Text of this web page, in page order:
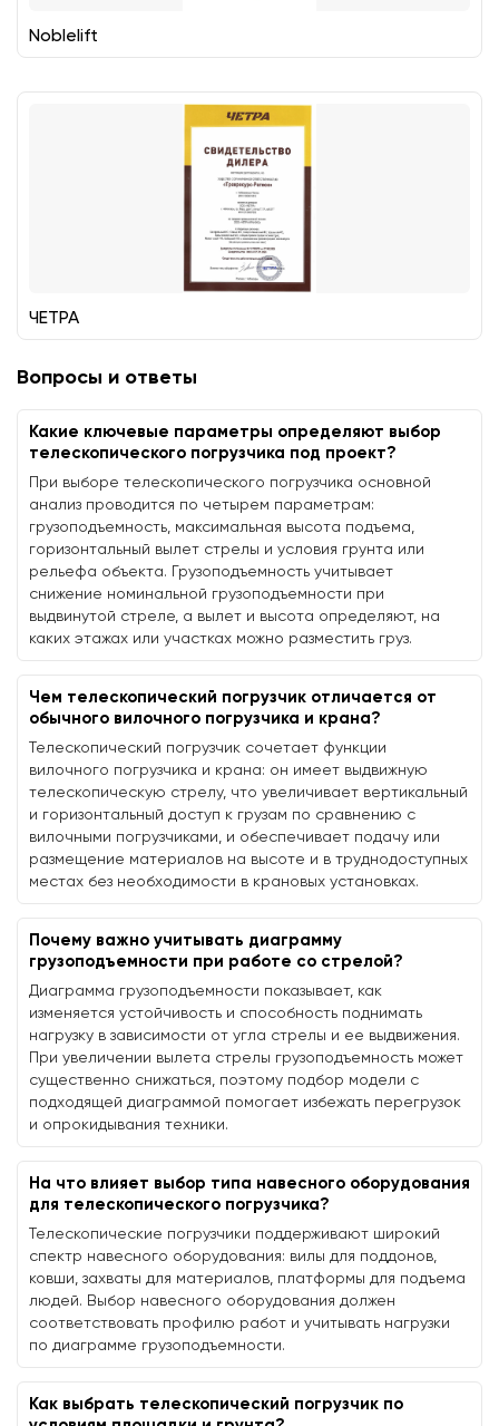
Noblelift
ЧЕТРА
Вопросы и ответы
Какие ключевые параметры определяют выбор
телескопического погрузчика под проект?
При выборе телескопического погрузчика основной
анализ проводится по четырем параметрам:
грузоподъемность, максимальная высота подъема,
горизонтальный вылет стрелы и условия грунта или
рельефа объекта. Грузоподъемность учитывает
снижение номинальной грузоподъемности при
выдвинутой стреле, а вылет и высота определяют, на
каких этажах или участках можно разместить груз.
Чем телескопический погрузчик отличается от
обычного вилочного погрузчика и крана?
Телескопический погрузчик сочетает функции
вилочного погрузчика и крана: он имеет выдвижную
телескопическую стрелу, что увеличивает вертикальный
и горизонтальный доступ к грузам по сравнению с
вилочными погрузчиками, и обеспечивает подачу или
размещение материалов на высоте и в труднодоступных
местах без необходимости в крановых установках.
Почему важно учитывать диаграмму
грузоподъемности при работе со стрелой?
Диаграмма грузоподъемности показывает, как
изменяется устойчивость и способность поднимать
нагрузку в зависимости от угла стрелы и ее выдвижения.
При увеличении вылета стрелы грузоподъемность может
существенно снижаться, поэтому подбор модели с
подходящей диаграммой помогает избежать перегрузок
и опрокидывания техники.
На что влияет выбор типа навесного оборудования
для телескопического погрузчика?
Телескопические погрузчики поддерживают широкий
спектр навесного оборудования: вилы для поддонов,
ковши, захваты для материалов, платформы для подъема
людей. Выбор навесного оборудования должен
соответствовать профилю работ и учитывать нагрузки
по диаграмме грузоподъемности.
Как выбрать телескопический погрузчик по